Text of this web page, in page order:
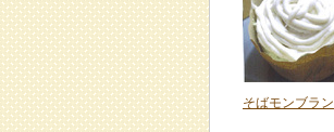
そばモンブラン